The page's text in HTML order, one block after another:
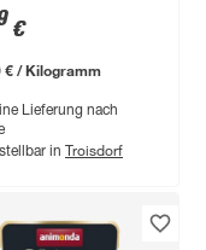
85 g
€
€ / Kilogramm
Lieferung nach
in Troisdorf